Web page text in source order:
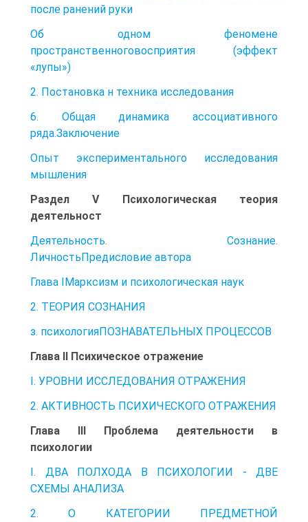
после ранений руки
Об одном феномене
пространственноговосприятия (эффект
«лупы»)
2. Постановка н техника исследования
6. Общая динамика ассоциативного
ряда.Заключение
Опыт экспериментального исследования
мышления
Раздел V Психологическая теория
деятельност
Деятельность. Сознание.
ЛичностьПредисловие автора
Глава IМарксизм и психологическая наук
2. ТЕОРИЯ СОЗНАНИЯ
з. психологияПОЗНАВАТЕЛЬНЫХ ПРОЦЕССОВ
Глава II Психическое отражение
I. УРОВНИ ИССЛЕДОВАНИЯ ОТРАЖЕНИЯ
2. АКТИВНОСТЬ ПСИХИЧЕСКОГО ОТРАЖЕНИЯ
Глава III Проблема деятельности в
психологии
I. ДВА ПОЛХОДА В ПСИХОЛОГИИ - ДВЕ
СХЕМЫ АНАЛИЗА
2. О КАТЕГОРИИ ПРЕДМЕТНОЙ